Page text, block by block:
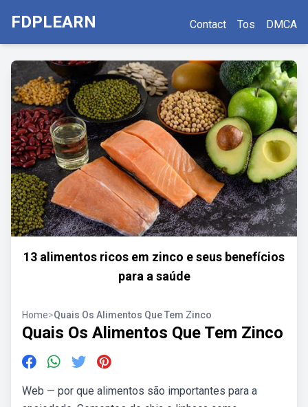
FDPLEARN Contact Tos DMCA
13 alimentos ricos em zinco e seus benefícios
para a saúde
Home>Quais Os Alimentos Que Tem Zinco
Quais Os Alimentos Que Tem Zinco
Web — por que alimentos são importantes para a